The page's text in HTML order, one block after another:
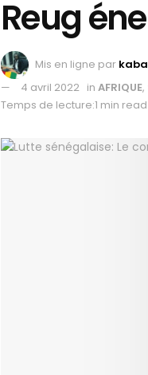
Reug
Mis en ligne par
4 avril 2022 in AFRIQUE,
Temps de lecture:1 min read